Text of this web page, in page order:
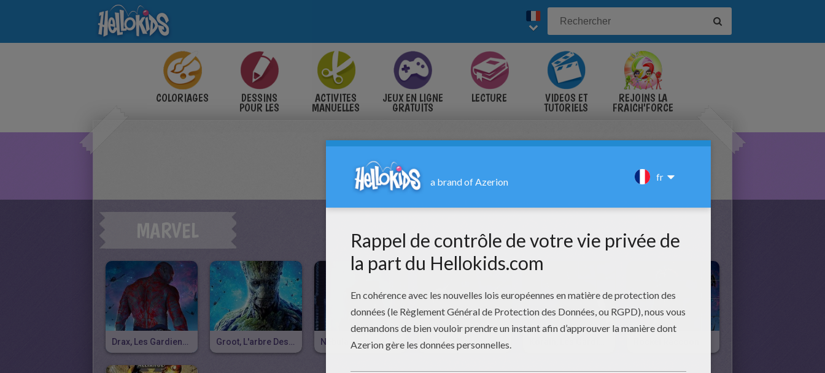
COLORIAGES DESSINS
POUR LES
ACTIVITES
MANUELLES
JEUX EN LIGNE
GRATUITS
LECTURE VIDÉOS ET
TUTORIELS
REJOINS LA
FRAICH'FORCE
MARVEL
Nébula Ronan L'Accusateur